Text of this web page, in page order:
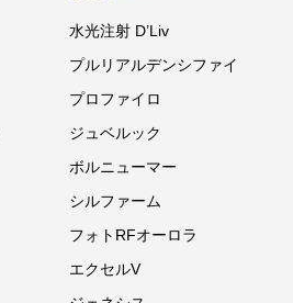
水光注射 D’Liv
プルリアルデンシファイ
プロファイロ
ジュベルック
ボルニューマー
シルファーム
フォトRFオーロラ
エクセルV